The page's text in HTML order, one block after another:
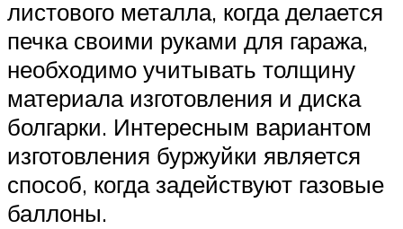
листового металла, когда делается
печка своими руками для гаража,
необходимо учитывать толщину
материала изготовления и диска
болгарки. Интересным вариантом
изготовления буржуйки является
способ, когда задействуют газовые
баллоны.